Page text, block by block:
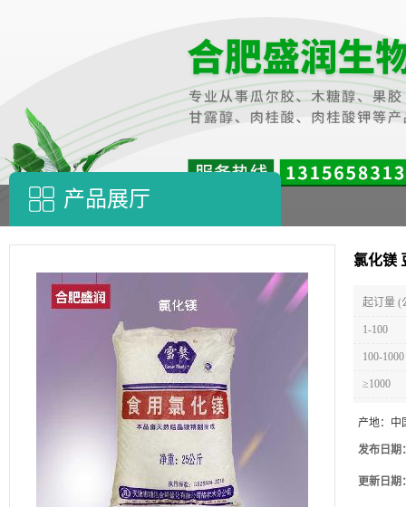
产品展厅
氯化镁
起订量 (
1-100
100-1000
≥1000
产地： 中
发布日期
更新日期